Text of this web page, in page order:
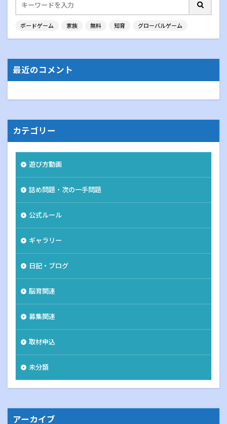
ボードゲーム 家族 無料 知育 グローバルゲーム
最近のコメント
カテゴリー
遊び方動画
詰め問題・次の一手問題
公式ルール
ギャラリー
日記・ブログ
脳育関連
募集関連
取材申込
未分類
アーカイブ